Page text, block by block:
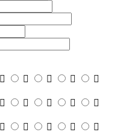
   

   

   
